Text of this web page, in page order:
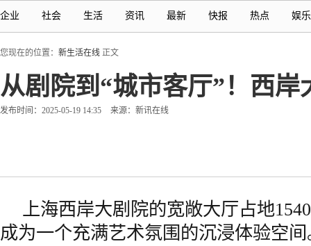
企业 社会 生活 资讯 最新 快报 热点 娱乐
您现在的位置： 新生活在线 正文
从剧院到“城市客厅”！西
发布时间：2025-05-19 14:35 来源：新讯在线
上海西岸大剧院的宽敞大厅占地
成为一个充满艺术氛围的沉浸体验空